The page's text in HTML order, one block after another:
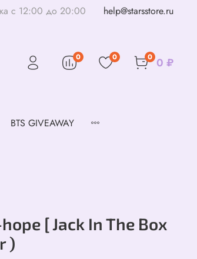
с 12:00 до 20:00 help@starsstore.ru
0 0 0 0 ₽
BTS GIVEAWAY
[ Jack In The Box
)